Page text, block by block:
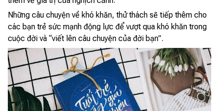
Những câu chuyện về khó khăn, thử thách sẽ tiếp thêm cho
các bạn trẻ sức mạnh động lực để vượt qua khó khăn trong
cuộc đời và “viết lên câu chuyện của đời bạn”.